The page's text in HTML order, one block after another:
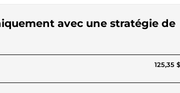
avec une stratégie de
125,35